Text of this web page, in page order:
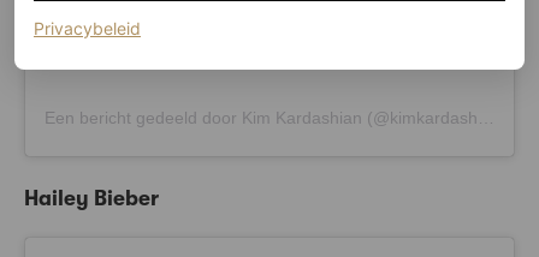
Hailey Bieber
Privacybeleid